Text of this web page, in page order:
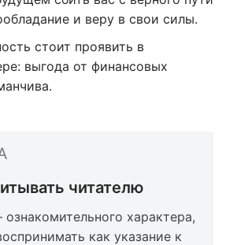
и веру в свои силы.
стоит проявить в
выгода от финансовых
читателю
характера,
как указание к